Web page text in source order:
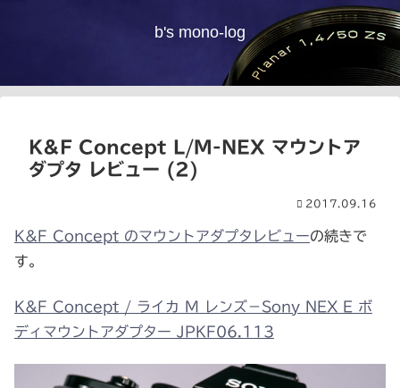
b's mono-log
K&F Concept L/M-NEX マウントア
ダプタ レビュー (2)
2017.09.16
K&F Concept のマウントアダプタレビューの続きで
す。
K&F Concept / ライカ M レンズ－Sony NEX E ボ
ディマウントアダプター JPKF06.113